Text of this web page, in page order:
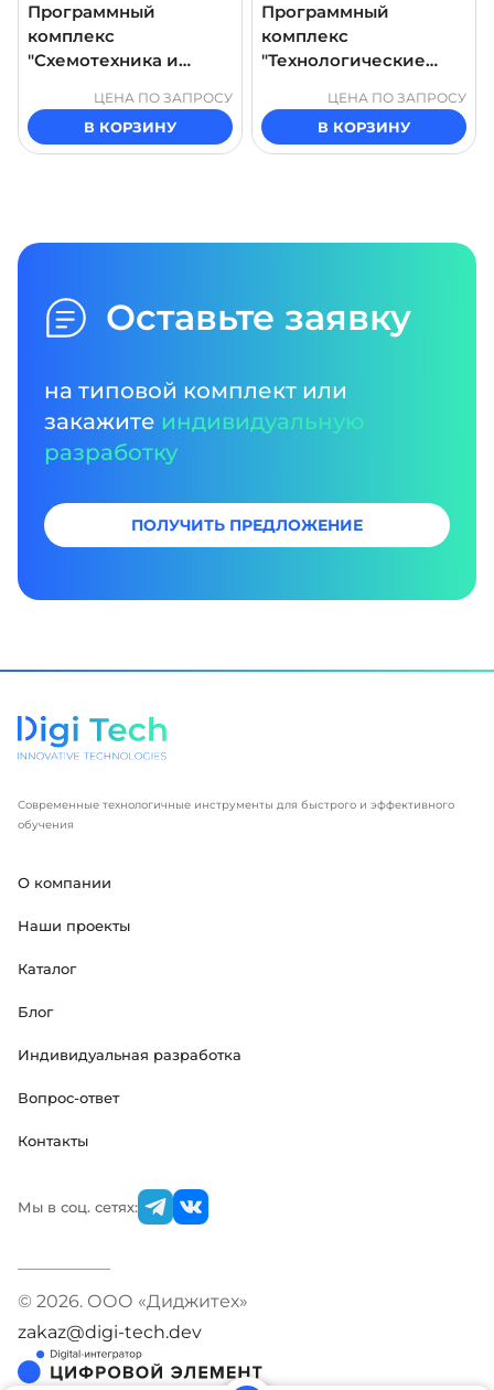
Программный
комплекс
"Схемотехника и
промысловой
подготовки нефти"
ЦЕНА ПО ЗАПРОСУ
В КОРЗИНУ
Программный
комплекс
"Технологические
устройство установки
предварительного
сброса воды"
ЦЕНА ПО ЗАПРОСУ
В КОРЗИНУ
Оставьте заявку
на типовой комплект или
закажите индивидуальную
разработку
ПОЛУЧИТЬ ПРЕДЛОЖЕНИЕ
Современные технологичные инструменты для быстрого и эффективного
обучения
О компании
Наши проекты
Каталог
Блог
Индивидуальная разработка
Вопрос-ответ
Контакты
Мы в соц. сетях:
© 2026. ООО «Диджитех»
zakaz@digi-tech.dev